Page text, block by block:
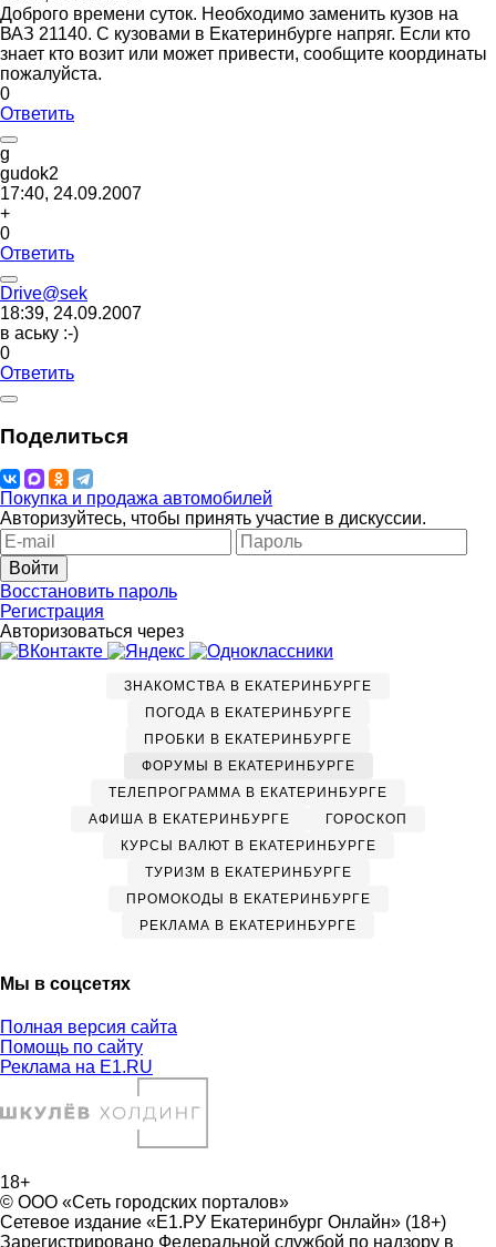
Доброго времени суток. Необходимо заменить кузов на
ВАЗ 21140. С кузовами в Екатеринбурге напряг. Если кто
знает кто возит или может привести, сообщите координаты
пожалуйста.
0
Ответить
g
gudok2
17:40, 24.09.2007
+
0
Ответить
Drive@sek
18:39, 24.09.2007
в аську :-)
0
Ответить
Поделиться
Покупка и продажа автомобилей
Авторизуйтесь, чтобы принять участие в дискуссии.
Войти
Восстановить пароль
Регистрация
Авторизоваться через
ЗНАКОМСТВА В ЕКАТЕРИНБУРГЕ
ПОГОДА В ЕКАТЕРИНБУРГЕ
ПРОБКИ В ЕКАТЕРИНБУРГЕ
ФОРУМЫ В ЕКАТЕРИНБУРГЕ
ТЕЛЕПРОГРАММА В ЕКАТЕРИНБУРГЕ
АФИША В ЕКАТЕРИНБУРГЕ
ГОРОСКОП
КУРСЫ ВАЛЮТ В ЕКАТЕРИНБУРГЕ
ТУРИЗМ В ЕКАТЕРИНБУРГЕ
ПРОМОКОДЫ В ЕКАТЕРИНБУРГЕ
РЕКЛАМА В ЕКАТЕРИНБУРГЕ
Мы в соцсетях
Полная версия сайта
Помощь по сайту
Реклама на E1.RU
18+
© ООО «Сеть городских порталов»
Сетевое издание «Е1.РУ Екатеринбург Онлайн» (18+)
Зарегистрировано Федеральной службой по надзору в